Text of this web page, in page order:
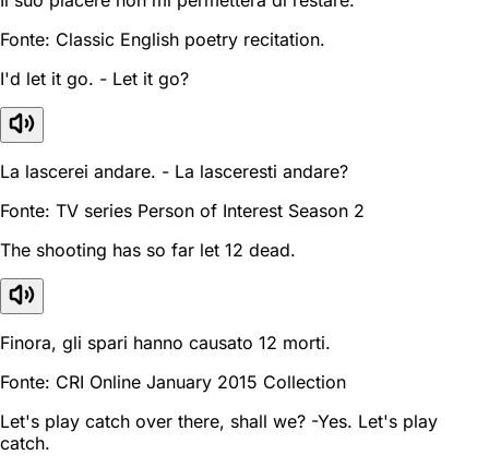
Fonte: Classic English poetry recitation.
I'd let it go. - Let it go?
La lascerei andare. - La lasceresti andare?
Fonte: TV series Person of Interest Season 2
The shooting has so far let 12 dead.
Finora, gli spari hanno causato 12 morti.
Fonte: CRI Online January 2015 Collection
Let's play catch over there, shall we? -Yes. Let's play
catch.